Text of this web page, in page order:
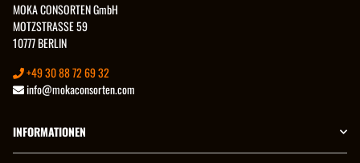
MOKA CONSORTEN GmbH
MOTZSTRASSE 59
10777 BERLIN
+49 30 88 72 69 32
info@mokaconsorten.com
INFORMATIONEN